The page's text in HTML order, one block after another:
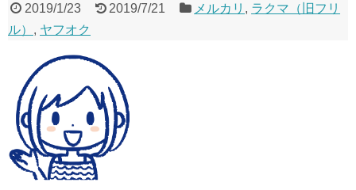
2019/1/23 2019/7/21 メルカリ , ラクマ（旧フリ
ル） , ヤフオク